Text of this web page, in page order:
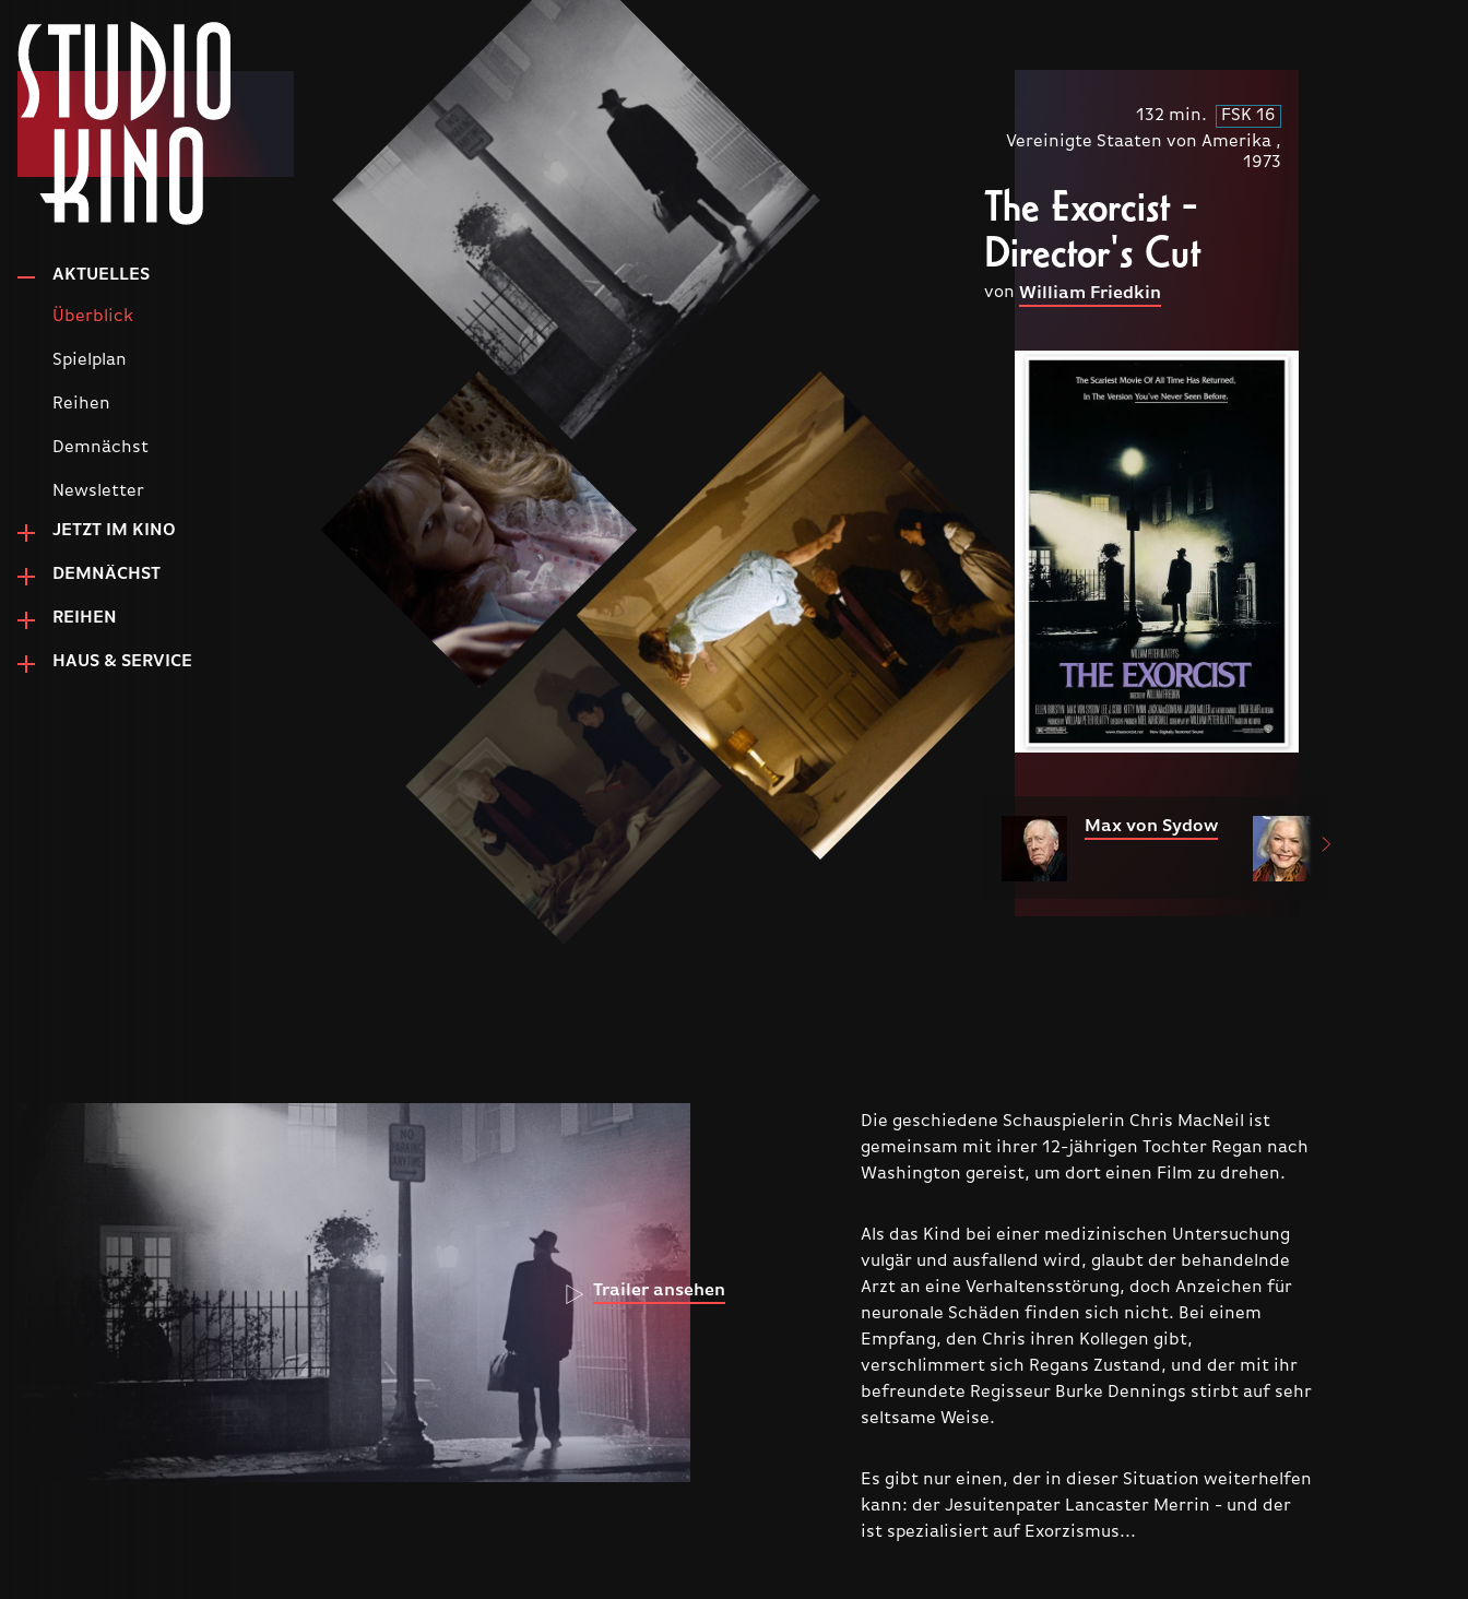
AKTUELLES
Überblick
Spielplan
Reihen
Demnächst
Newsletter
JETZT IM KINO
DEMNÄCHST
REIHEN
HAUS & SERVICE
132 min.
FSK 16
Vereinigte Staaten von Amerika ,
1973
The Exorcist -
Director's Cut
vonWilliam Friedkin
Max von Sydow
Trailer ansehen
Die geschiedene Schauspielerin Chris MacNeil ist
gemeinsam mit ihrer 12-jährigen Tochter Regan nach
Washington gereist, um dort einen Film zu drehen.
Als das Kind bei einer medizinischen Untersuchung
vulgär und ausfallend wird, glaubt der behandelnde
Arzt an eine Verhaltensstörung, doch Anzeichen für
neuronale Schäden finden sich nicht. Bei einem
Empfang, den Chris ihren Kollegen gibt,
verschlimmert sich Regans Zustand, und der mit ihr
befreundete Regisseur Burke Dennings stirbt auf sehr
seltsame Weise.
Es gibt nur einen, der in dieser Situation weiterhelfen
kann: der Jesuitenpater Lancaster Merrin - und der
ist spezialisiert auf Exorzismus...